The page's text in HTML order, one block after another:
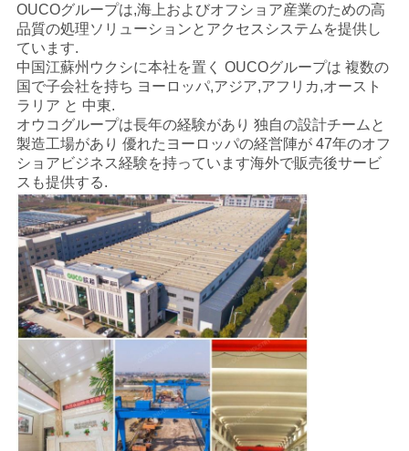
OUCOグループは,海上およびオフショア産業のための高
品質の処理ソリューションとアクセスシステムを提供し
ています.
中国江蘇州ウクシに本社を置く OUCOグループは 複数の
国で子会社を持ち ヨーロッパ,アジア,アフリカ,オースト
ラリア と 中東.
オウコグループは長年の経験があり 独自の設計チームと
製造工場があり 優れたヨーロッパの経営陣が 47年のオフ
ショアビジネス経験を持っています海外で販売後サービ
スも提供する.